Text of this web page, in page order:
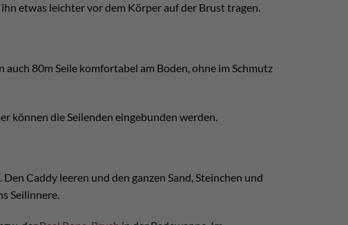
etwas leichter vor dem Körper auf der Brust tragen.
80m Seile komfortabel am Boden, ohne im Schmutz
können die Seilenden eingebunden werden.
Caddy leeren und den ganzen Sand, Steinchen und
Seilinnere.